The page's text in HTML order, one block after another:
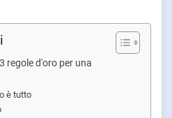
regole d'oro per una
è tutto